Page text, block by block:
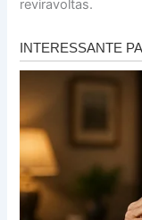
reviravoltas.